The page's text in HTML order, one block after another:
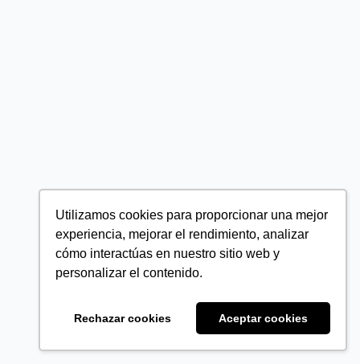
Utilizamos cookies para proporcionar una mejor
experiencia, mejorar el rendimiento, analizar
cómo interactúas en nuestro sitio web y
personalizar el contenido.
Rechazar cookies Aceptar cookies